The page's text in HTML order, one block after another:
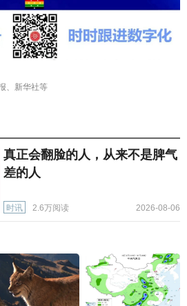
、新华社等
真正会翻脸的人，从来不是脾气
差的人
时讯 2.6万阅读 2026-08-06